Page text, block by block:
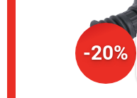
-20%